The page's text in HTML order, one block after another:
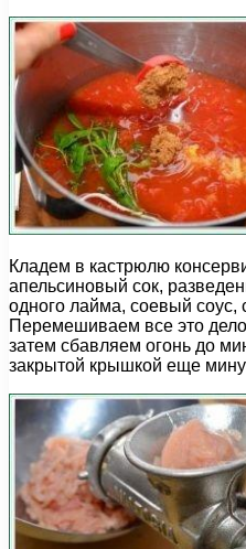
Кладем в кастрюлю
апельсиновый сок,
одного лайма, соевый соус,
Перемешиваем все это
затем сбавляем огонь до
закрытой крышкой еще